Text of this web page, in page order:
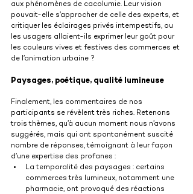
aux phénomènes de cacolumie. Leur vision
pouvait-elle s’approcher de celle des experts, et
critiquer les éclairages privés intempestifs, ou
les usagers allaient-ils exprimer leur goût pour
les couleurs vives et festives des commerces et
de l’animation urbaine ?
Paysages, poétique, qualité lumineuse
Finalement, les commentaires de nos
participants se révèlent très riches. Retenons
trois thèmes, qu’à aucun moment nous n’avons
suggérés, mais qui ont spontanément suscité
nombre de réponses, témoignant à leur façon
d’une expertise des profanes :
La temporalité des paysages : certains
commerces très lumineux, notamment une
pharmacie, ont provoqué des réactions